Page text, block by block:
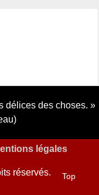
délices des choses.
légales
réservés. Top